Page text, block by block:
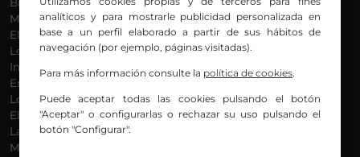
Más Música
El Madrugador
Lo Más Nuevo
Informativos
En Ruta
Locos por la Música
El Supermadrugador
La Mañana de Radio Nervión
Más Madrugada
Belén Ollero
Dani
Eduardo
Eva Argote
Endika
Iker
Iñigo
analíticos y para mostrarle publicidad personalizada en
base a un perfil elaborado a partir de sus hábitos de
navegación (por ejemplo, páginas visitadas).
Para más información consulte la política de cookies.
Puede aceptar todas las cookies pulsando el botón
"Aceptar" o configurarlas o rechazar su uso pulsando el
botón "Configurar".